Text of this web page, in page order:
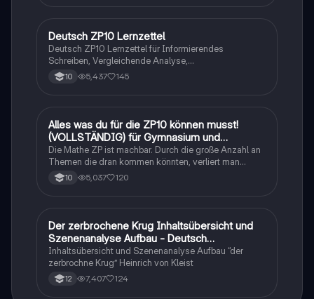
Deutsch
Deutsch ZP10 Lernzettel
Deutsch ZP10 Lernzettel für Informierendes
Schreiben, Vergleichende Analyse,
Sachtexte/Roman/Gedicht..
10 5,437 145
Mathe
Alles was du für die ZP10 können musst!
(VOLLSTÄNDIG) für Gymnasium und
Realschule
Die Mathe ZP ist machbar. Durch die große Anzahl an
Themen die dran kommen könnten, verliert man
schnell den Überblick. Also habe ich von den kleinsten
Themen bis hin zu den größten alles
10 5,037 120
Deutsch
Der zerbrochene Krug Inhaltsübersicht und
Szenenanalyse Aufbau - Deutsch
Q1/Q2/Abitur
Inhaltsübersicht und Szenenanalyse Aufbau “der
zerbrochne Krug” Heinrich von Kleist
12 7,407 124